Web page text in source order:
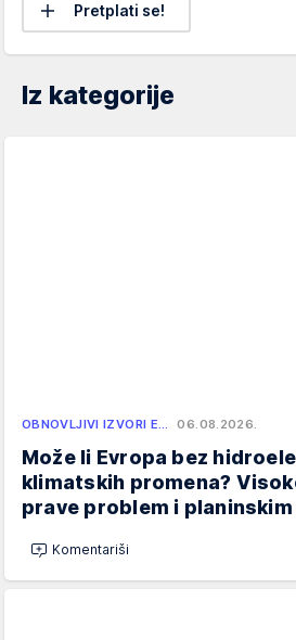
Pretplati se!
Iz kategorije
OBNOVLJIVI IZVORI E… 06.08.2026.
Može li Evropa bez
klimatskih promena?
prave problem i
Komentariši